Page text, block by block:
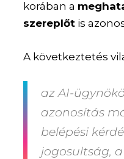
korában a
szereplőt is
A következtetés
az AI-
azonosítás
belépési
jogosultság,